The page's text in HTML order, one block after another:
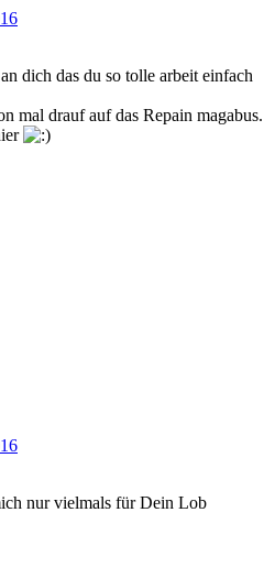
dich das du so tolle arbeit einfach
mal drauf auf das Repain magabus.
nur vielmals für Dein Lob